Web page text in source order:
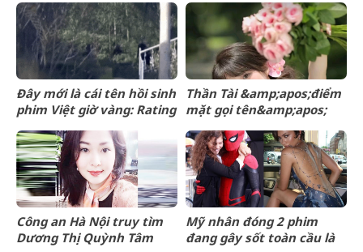
trúng mỏ
vàng&amp;apos;, sự
nghiệp vượng phát
đồng
Đây mới là cái tên hồi sinh
phim Việt giờ vàng: Rating
đút túi 3 tỷ mỗi tập
Thần Tài &amp;apos;điểm
mặt gọi tên&amp;apos;
giáp lộc nhiều hơn sông,
chính thức hết khổ
Công an Hà Nội truy tìm
Dương Thị Quỳnh Tâm
Mỹ nhân đóng 2 phim
đang gây sốt toàn cầu là